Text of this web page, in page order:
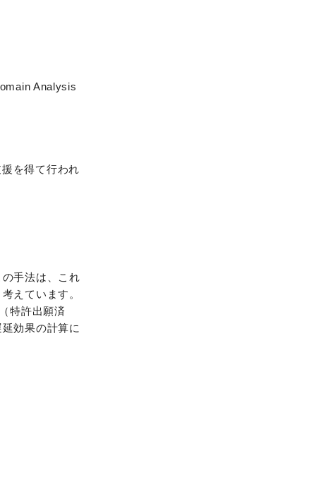
Analysis
を得て行われ
手法は、これ
えています。
特許出願済
効果の計算に